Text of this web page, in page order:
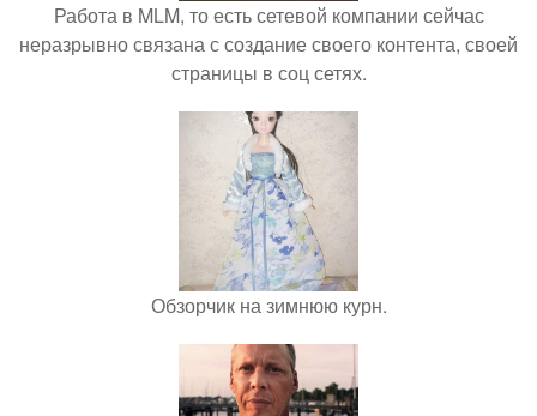
Работа в MLM, то есть сетевой компании сейчас
неразрывно связана с создание своего контента, своей
страницы в соц сетях.
Обзорчик на зимнюю курн.